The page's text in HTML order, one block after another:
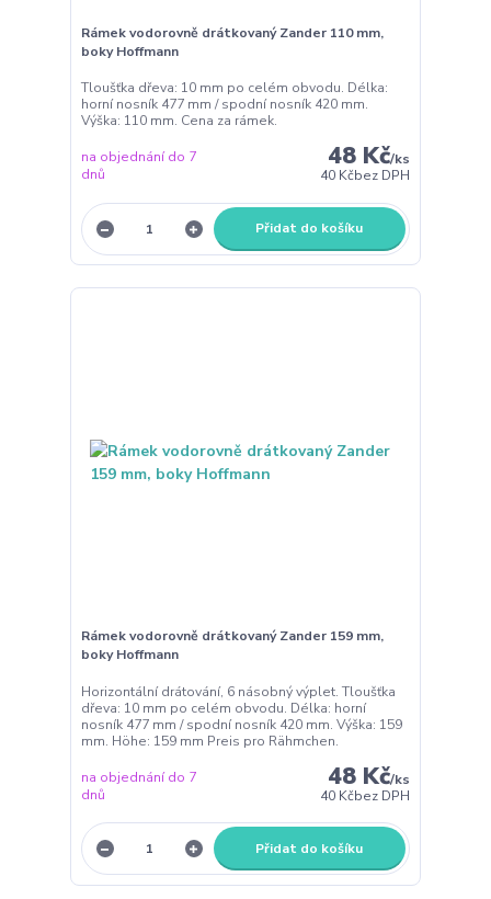
Rámek vodorovně drátkovaný Zander 110 mm,
boky Hoffmann
Tloušťka dřeva: 10 mm po celém obvodu. Délka:
horní nosník 477 mm / spodní nosník 420 mm.
Výška: 110 mm. Cena za rámek.
48 Kč/ks
40 Kčbez DPH
na objednání do 7
dnů
Přidat do košíku
Rámek vodorovně drátkovaný Zander 159 mm,
boky Hoffmann
Horizontální drátování, 6 násobný výplet. Tloušťka
dřeva: 10 mm po celém obvodu. Délka: horní
nosník 477 mm / spodní nosník 420 mm. Výška: 159
mm. Höhe: 159 mm Preis pro Rähmchen.
48 Kč/ks
40 Kčbez DPH
na objednání do 7
dnů
Přidat do košíku